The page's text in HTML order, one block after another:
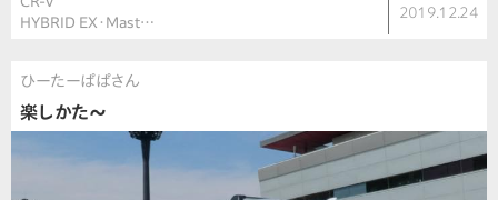
HYBRID EX・Mast…
2019.12.24
ひーたーぱぱさん
楽しかた〜